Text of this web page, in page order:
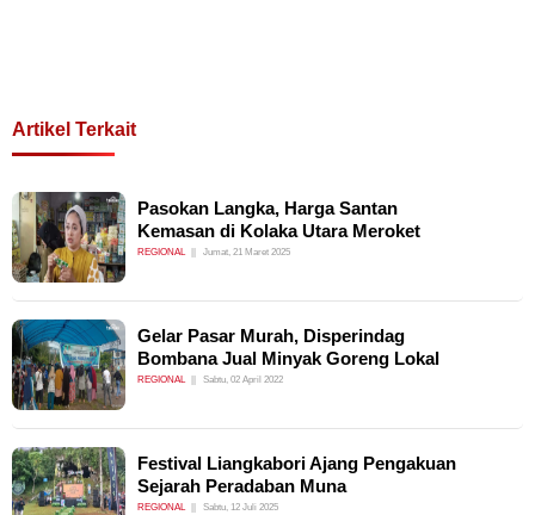
Artikel Terkait
Pasokan Langka, Harga Santan
Kemasan di Kolaka Utara Meroket
REGIONAL Jumat, 21 Maret 2025
Gelar Pasar Murah, Disperindag
Bombana Jual Minyak Goreng Lokal
REGIONAL Sabtu, 02 April 2022
Festival Liangkabori Ajang Pengakuan
Sejarah Peradaban Muna
REGIONAL Sabtu, 12 Juli 2025